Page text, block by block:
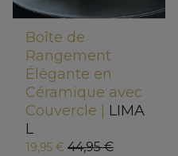
Boîte de
Rangement
Élégante en
Céramique avec
Couvercle | LIMA
L
19,95 € 44,95 €